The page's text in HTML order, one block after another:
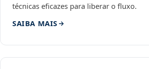
técnicas eficazes para liberar o fluxo.
SAIBA MAIS